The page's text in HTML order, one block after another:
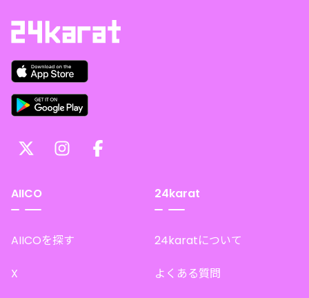
AIICO
AIICOを探す
X
24karat
24karatについて
よくある質問